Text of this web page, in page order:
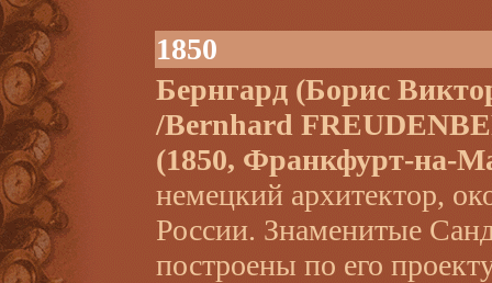
1850
Бернгард (Борис
/Bernhard
(1850, Франкфурт-на-
немецкий архитектор,
России. Знаменитые
построены по его